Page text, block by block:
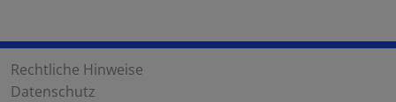
Rechtliche Hinweise
Datenschutz